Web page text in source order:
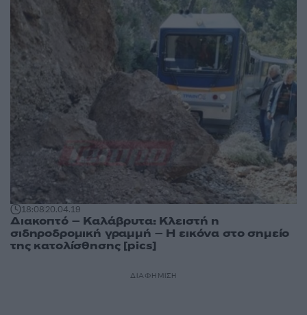
18:0820.04.19
Διακοπτό – Καλάβρυτα: Κλειστή η
σιδηροδρομική γραμμή – Η εικόνα στο σημείο
της κατολίσθησης [pics]
ΔΙΑΦΗΜΙΣΗ